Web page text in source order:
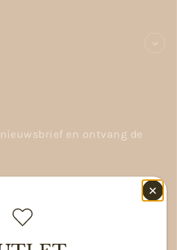
en ontvang de
E-
Mail